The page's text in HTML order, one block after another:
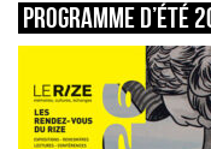
Programme d’été